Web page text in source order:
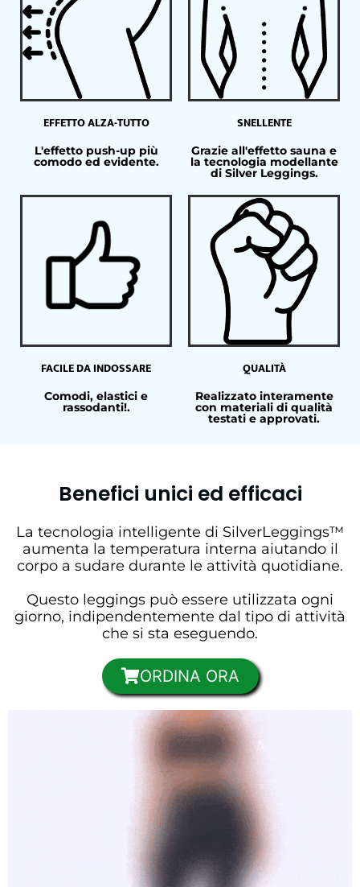
EFFETTO ALZA-TUTTO
L'effetto push-up più
comodo ed evidente.
SNELLENTE
Grazie all'effetto sauna e
la tecnologia modellante
di Silver Leggings.
FACILE DA INDOSSARE
Comodi, elastici e
rassodanti!.
QUALITÀ
Realizzato interamente
con materiali di qualità
testati e approvati.
Benefici unici ed efficaci
La tecnologia intelligente di SilverLeggings™
aumenta la temperatura interna aiutando il
corpo a sudare durante le attività quotidiane.
Questo leggings può essere utilizzata ogni
giorno, indipendentemente dal tipo di attività
che si sta eseguendo.
ORDINA ORA